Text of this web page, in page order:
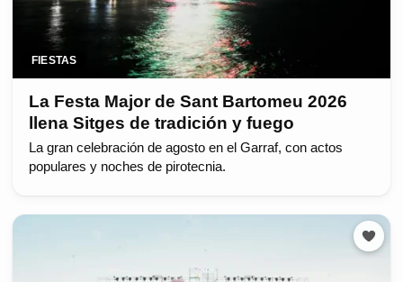
FIESTAS
La Festa Major de Sant Bartomeu 2026
llena Sitges de tradición y fuego
La gran celebración de agosto en el Garraf, con actos
populares y noches de pirotecnia.